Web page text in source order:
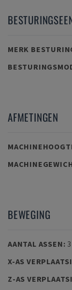
MERK
AFMETINGEN
BEWEGING
AANTAL ASSEN: 3
X-AS
Z-AS